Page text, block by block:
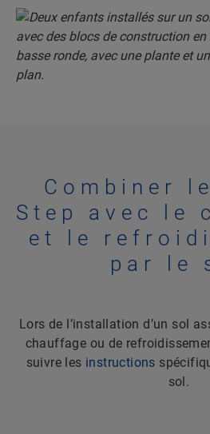
Combiner
Step avec le
et le
par le
Lors de l’installation d’un sol
chauffage ou de
suivre les instructions
sol.